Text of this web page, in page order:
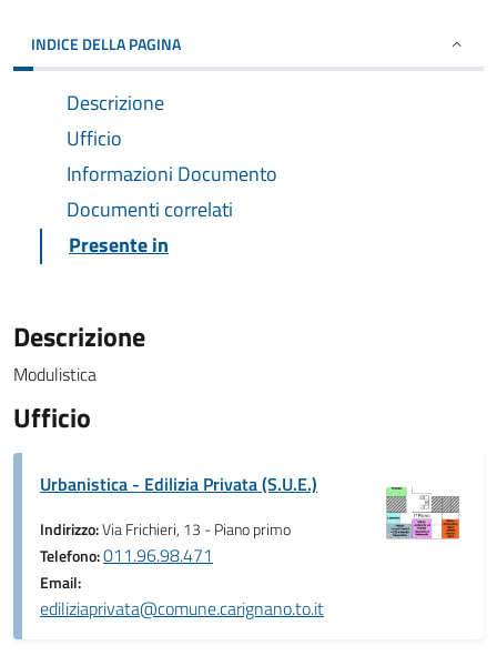
INDICE DELLA PAGINA
Descrizione
Ufficio
Informazioni Documento
Documenti correlati
Presente in
Descrizione
Modulistica
Ufficio
Urbanistica - Edilizia Privata (S.U.E.)
Indirizzo:Via Frichieri, 13 - Piano primo
Telefono:011.96.98.471
Email:
ediliziaprivata@comune.carignano.to.it